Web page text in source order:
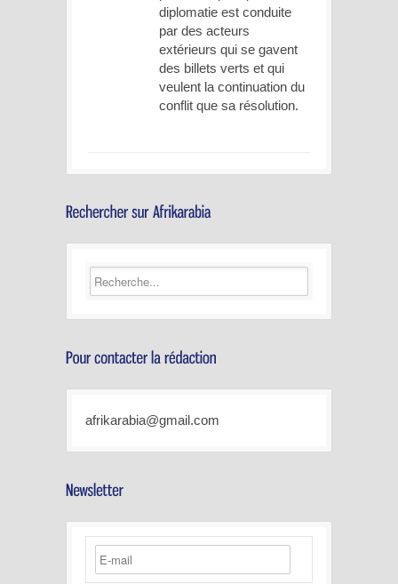
diplomatie est conduite
par des acteurs
extérieurs qui se gavent
des billets verts et qui
veulent la continuation du
conflit que sa résolution.
afrikarabia@gmail.com